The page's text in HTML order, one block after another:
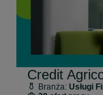
Credit
Branża: Usługi